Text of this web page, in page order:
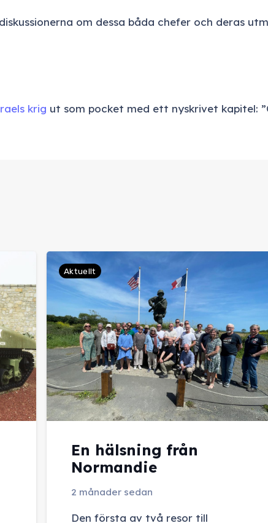
om dessa båda chefer och deras
krig ut som pocket med ett nyskrivet kapitel:
Aktuellt
En hälsning från
Normandie
2 månader sedan
Den första av två resor till